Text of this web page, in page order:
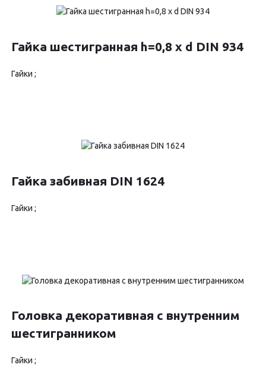
Гайка шестигранная h=0,8 x d DIN 934
Гайки ;
Гайка забивная DIN 1624
Гайки ;
Головка декоративная с внутренним
шестигранником
Гайки ;